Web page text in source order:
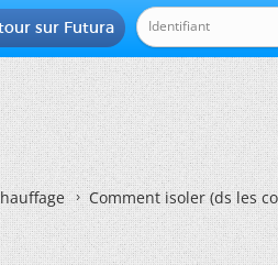
sur Futura
Comment isoler (ds les